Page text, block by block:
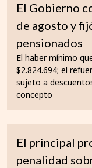
El Gobierno
de agosto y
pensionados
El haber mínimo
$2.824.694; el
sujeto a
concepto
El principal
penalidad